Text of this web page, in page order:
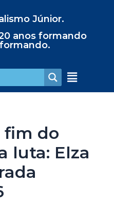
Júnior.
anos formando
fim do
luta: Elza